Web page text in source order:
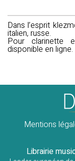
Dans l’esprit
italien, russe.
Pour clarinette
disponible en ligne.
Mentions
Librairie